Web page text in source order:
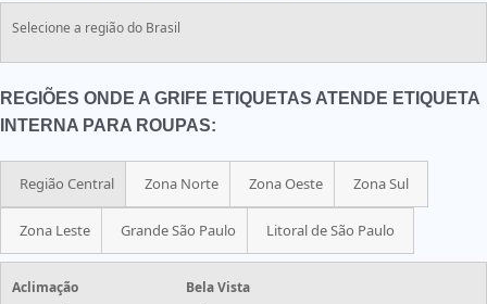
Selecione a região do Brasil
REGIÕES ONDE A GRIFE ETIQUETAS ATENDE ETIQUETA
INTERNA PARA ROUPAS:
Região Central Zona Norte Zona Oeste Zona Sul
Zona Leste Grande São Paulo Litoral de São Paulo
Aclimação
Bela Vista